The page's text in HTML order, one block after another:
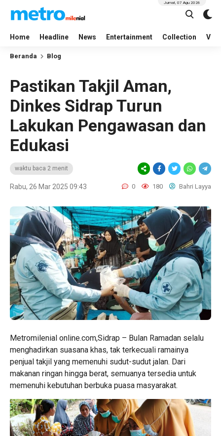
Home Headline News Entertainment Collection
Jumat, 07 Agu 2026
Beranda Blog
Pastikan Takjil Aman,
Dinkes Sidrap Turun
Lakukan Pengawasan dan
Edukasi
waktu baca 2 menit
Rabu, 26 Mar 2025 09:43 0 180 Bahri Layya
Metromilenial online.com,Sidrap – Bulan Ramadan selalu
menghadirkan suasana khas, tak terkecuali ramainya
penjual takjil yang memenuhi sudut-sudut jalan. Dari
makanan ringan hingga berat, semuanya tersedia untuk
memenuhi kebutuhan berbuka puasa masyarakat.